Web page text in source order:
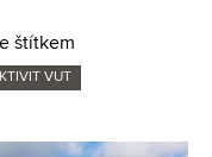
štítkem
VUT